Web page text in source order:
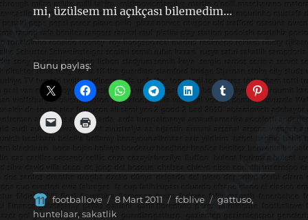
mi, üzülsem mi açıkçası bilemedim…
Bunu paylaş:
Yazar
footballove
Yayın
tarihi
8 Mart 2011 Kategoriler
fcblive Etiketler
gattuso,
huntelaar, sakatlik